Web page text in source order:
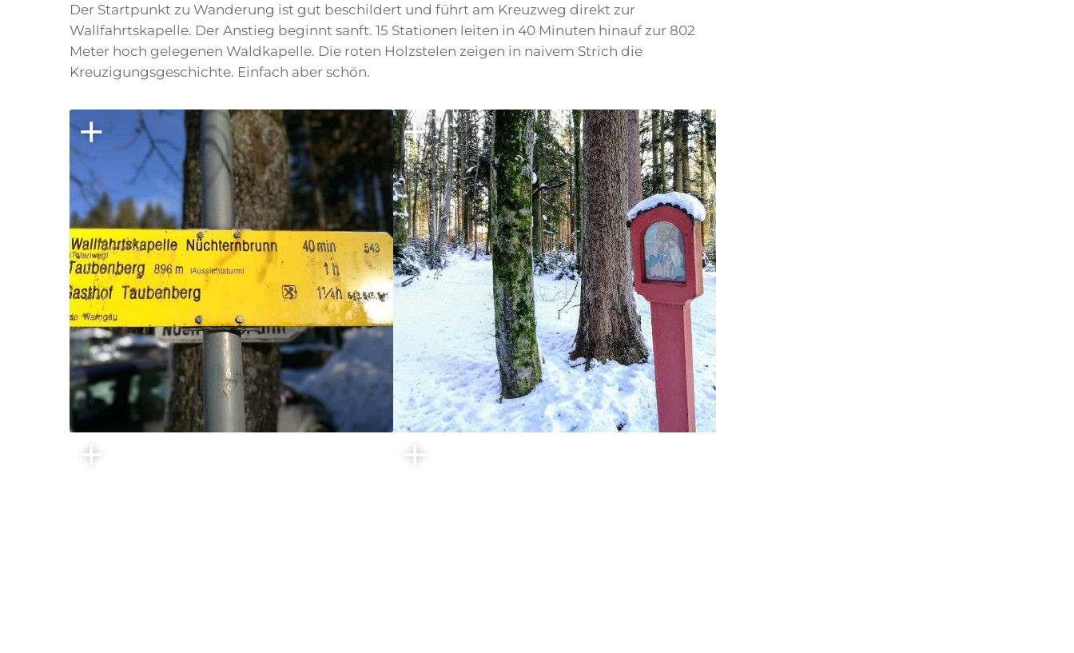
Der Startpunkt zu Wanderung ist gut beschildert und führt am Kreuzweg direkt zur
Wallfahrtskapelle. Der Anstieg beginnt sanft. 15 Stationen leiten in 40 Minuten hinauf zur 802
Meter hoch gelegenen Waldkapelle. Die roten Holzstelen zeigen in naivem Strich die
Kreuzigungsgeschichte. Einfach aber schön.